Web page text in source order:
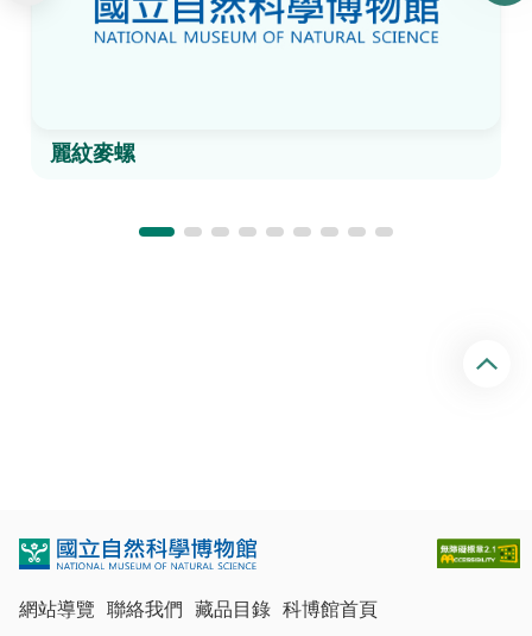
麗紋麥螺
網站導覽 聯絡我們 藏品目錄 科博館首頁
回
頂
端